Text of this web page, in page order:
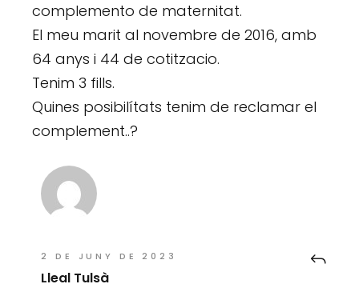
complemento de maternitat.
El meu marit al novembre de 2016, amb
64 anys i 44 de cotitzacio.
Tenim 3 fills.
Quines posibilítats tenim de reclamar el
complement..?
2 DE JUNY DE 2023
Lleal Tulsà